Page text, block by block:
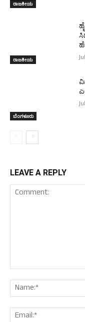
ರಾಜಕೀಯ
ರಾಜಕೀಯ
ಬೆಂಗಳೂರು
LEAVE A REPLY